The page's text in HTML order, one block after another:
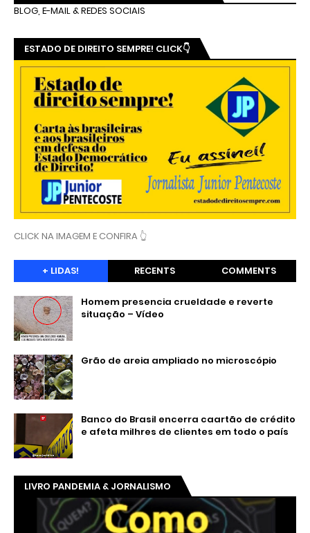
BLOG, E-MAIL & REDES SOCIAIS
ESTADO DE DIREITO SEMPRE! CLICK👇
CLICK NA IMAGEM E CONFIRA 👆
+ LIDAS! RECENTS COMMENTS
Homem presencia crueldade e reverte
situação – Vídeo
Grão de areia ampliado no microscópio
Banco do Brasil encerra caartão de crédito
e afeta milhres de clientes em todo o país
LIVRO PANDEMIA & JORNALISMO